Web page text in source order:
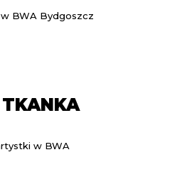
BWA Bydgoszcz
w BWA